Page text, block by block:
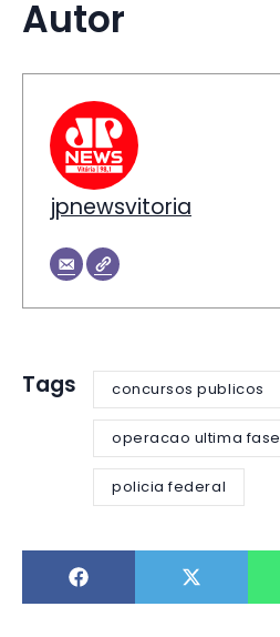
Autor
jpnewsvitoria
Tags concursos publicos
operacao ultima fase
policia federal